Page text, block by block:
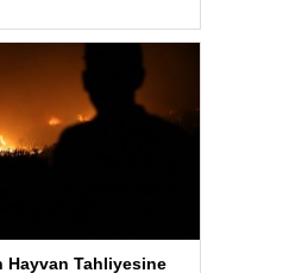
Hayvan Tahliyesine